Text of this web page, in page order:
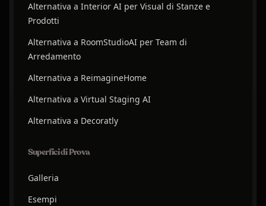
Alternativa a Interior AI per Visual di Stanze e
Prodotti
Alternativa a RoomStudioAI per Team di
Arredamento
Alternativa a ReimagineHome
Alternativa a Virtual Staging AI
Alternativa a Decoratly
Superfici di Prova
Galleria
Esempi